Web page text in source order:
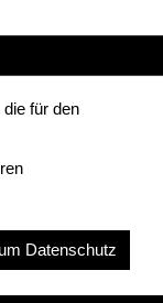
für den
Datenschutz